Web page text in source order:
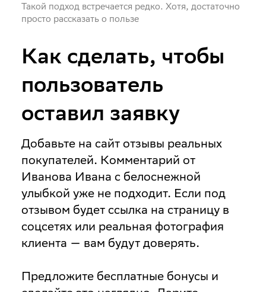
Такой подход встречается редко. Хотя, достаточно
просто рассказать о пользе
Как сделать, чтобы
пользователь
оставил заявку
Добавьте на сайт отзывы реальных
покупателей. Комментарий от
Иванова Ивана с белоснежной
улыбкой уже не подходит. Если под
отзывом будет ссылка на страницу в
соцсетях или реальная фотография
клиента — вам будут доверять.
Предложите бесплатные бонусы и